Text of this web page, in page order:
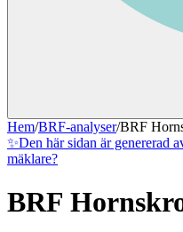
Hem/BRF-analyser/BRF
✨Den här sidan är genererad
mäklare?
BRF